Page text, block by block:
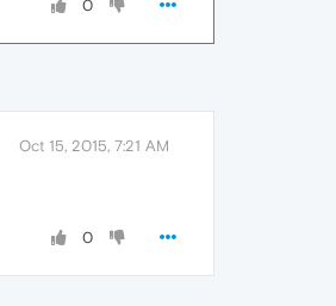
0
Oct 15, 2015, 7:21 AM
0